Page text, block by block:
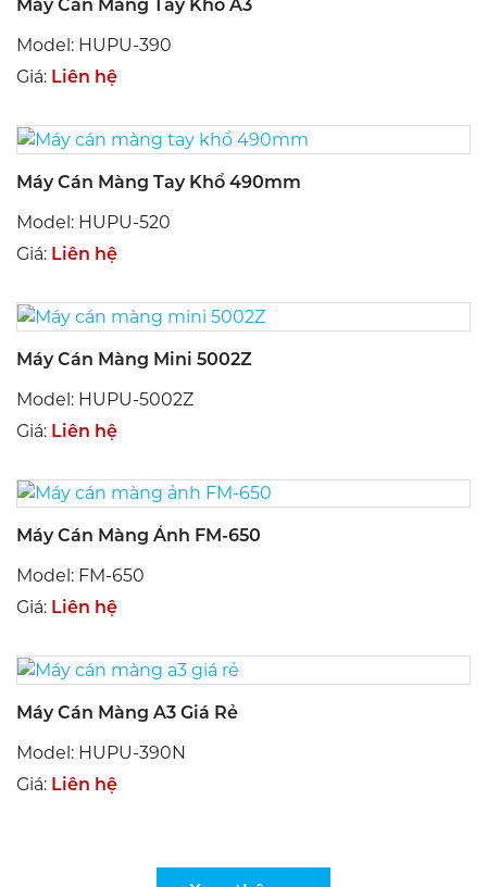
Máy Cán Màng Tay Khổ A3
Model: HUPU-390
Giá: Liên hệ
Máy Cán Màng Tay Khổ 490mm
Model: HUPU-520
Giá: Liên hệ
Máy Cán Màng Mini 5002Z
Model: HUPU-5002Z
Giá: Liên hệ
Máy Cán Màng Ảnh FM-650
Model: FM-650
Giá: Liên hệ
Máy Cán Màng A3 Giá Rẻ
Model: HUPU-390N
Giá: Liên hệ